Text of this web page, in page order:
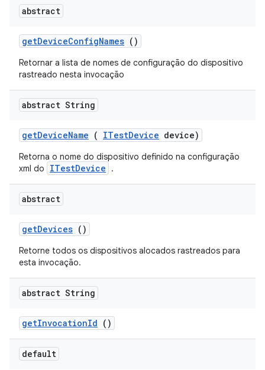
abstract
getDeviceConfigNames ()
Retornar a lista de nomes de configuração do dispositivo
rastreado nesta invocação
abstract String
getDeviceName ( ITestDevice device)
Retorna o nome do dispositivo definido na configuração
xml do
ITestDevice .
abstract
getDevices ()
Retorne todos os dispositivos alocados rastreados para
esta invocação.
abstract String
getInvocationId ()
default